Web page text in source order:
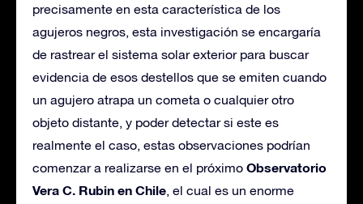
precisamente en esta característica de los
agujeros negros, esta investigación se encargaría
de rastrear el sistema solar exterior para buscar
evidencia de esos destellos que se emiten cuando
un agujero atrapa un cometa o cualquier otro
objeto distante, y poder detectar si este es
realmente el caso, estas observaciones podrían
comenzar a realizarse en el próximo Observatorio
Vera C. Rubin en Chile, el cual es un enorme